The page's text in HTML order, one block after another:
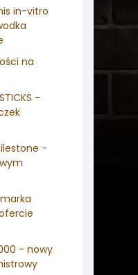
in-vitro
na
-
-
- nowy